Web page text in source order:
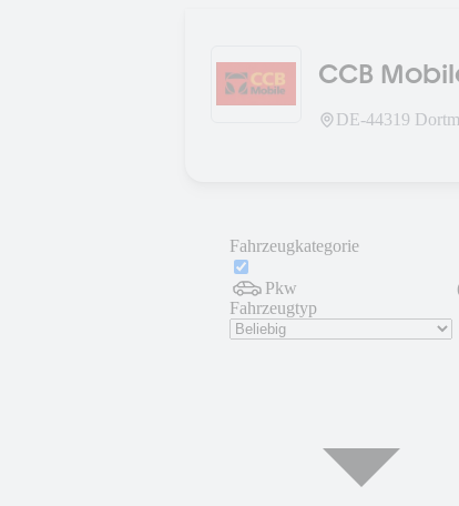
CCB
DE-44319
Fahrzeugkategorie
Pkw
Fahrzeugtyp